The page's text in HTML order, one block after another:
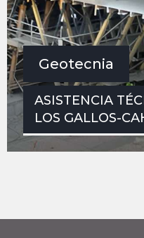
ASISTENCIA
LOS GALLOS-
Geotecnia